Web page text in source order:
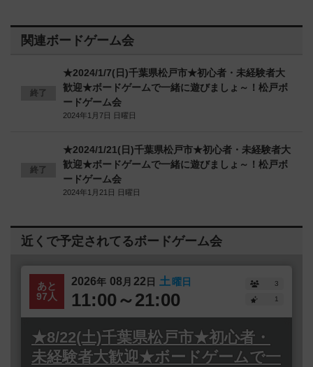
関連ボードゲーム会
終了
★2024/1/7(日)千葉県松戸市★初心者・未経験者大
歓迎★ボードゲームで一緒に遊びましょ～！松戸ボ
ードゲーム会
2024年1月7日 日曜日
終了
★2024/1/21(日)千葉県松戸市★初心者・未経験者大
歓迎★ボードゲームで一緒に遊びましょ～！松戸ボ
ードゲーム会
2024年1月21日 日曜日
近くで予定されてるボードゲーム会
あと
97人
2026年 08 月 22日 土曜日
11:00～21:00
3
1
★8/22(土)千葉県松戸市★初心者・
未経験者大歓迎★ボードゲームで一